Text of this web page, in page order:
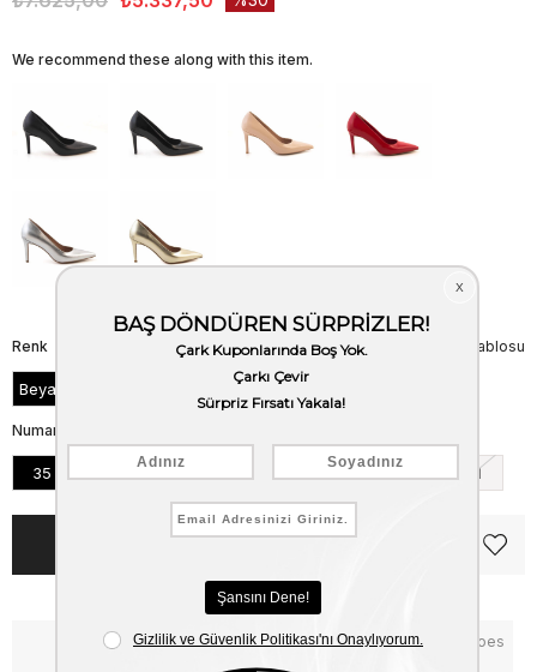
We recommend these along with this item.
Beden Tablosu
Renk
Beyaz
Numara
35 37 39 40 41
Critical Stock
Notify me when the price goes